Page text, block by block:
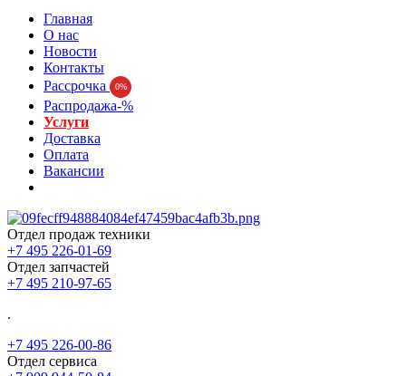
Главная
О нас
Новости
Контакты
Рассрочка
0%
Распродажа-%
Услуги
Доставка
Оплата
Вакансии
Отдел продаж техники
+7 495 226-01-69
Отдел запчастей
+7 495 210-97-65
.
+7 495 226-00-86
Отдел сервиса